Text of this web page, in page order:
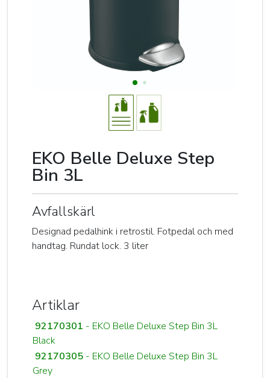
EKO Belle Deluxe Step
Bin 3L
Avfallskärl
Designad pedalhink i retrostil. Fotpedal och med
handtag. Rundat lock. 3 liter
Artiklar
92170301 - EKO Belle Deluxe Step Bin 3L
Black
92170305 - EKO Belle Deluxe Step Bin 3L
Grey